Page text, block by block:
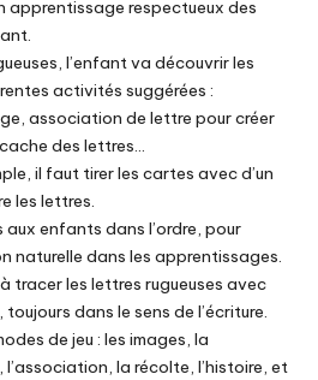
apprentissage respectueux des
l’enfant va découvrir les
activités suggérées :
association de lettre pour créer
des lettres…
il faut tirer les cartes avec d’un
les lettres.
enfants dans l’ordre, pour
naturelle dans les apprentissages.
tracer les lettres rugueuses avec
dans le sens de l’écriture.
de jeu : les images, la
la récolte, l’histoire, et